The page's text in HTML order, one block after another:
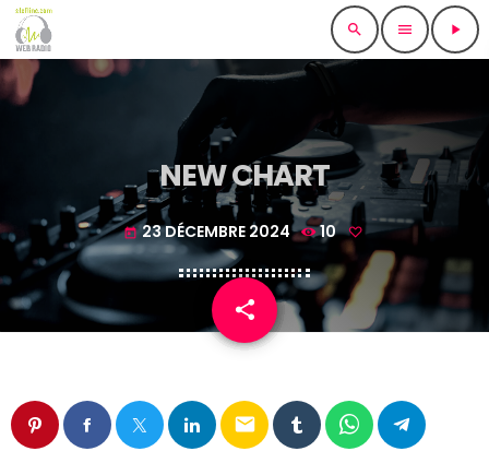
search menu play_arrow
NEW CHART
today 23 DÉCEMBRE 2024 10
share
email
email